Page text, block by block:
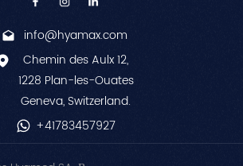
info@hyamax.com
Chemin des Aulx 12,
1228 Plan-les-Ouates
Geneva, Switzerland.
+41783457927